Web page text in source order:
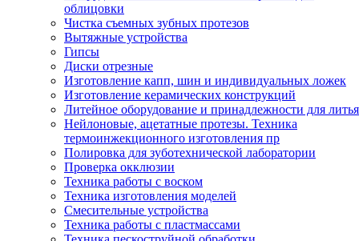
облицовки
Чистка съемных зубных протезов
Вытяжные устройства
Гипсы
Диски отрезные
Изготовление капп, шин и индивидуальных ложек
Изготовление керамических конструкций
Литейное оборудование и принадлежности для литья
Нейлоновые, ацетатные протезы. Техника
термоинжекционного изготовления пр
Полировка для зуботехнической лаборатории
Проверка окклюзии
Техника работы с воском
Техника изготовления моделей
Смесительные устройства
Техника работы с пластмассами